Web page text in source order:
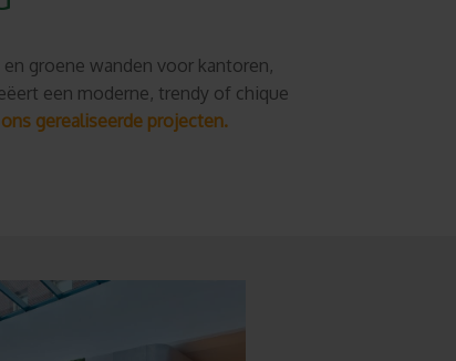
groene wanden voor kantoren,
een moderne, trendy of chique
gerealiseerde projecten.